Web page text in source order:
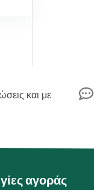
και με

αγοράς